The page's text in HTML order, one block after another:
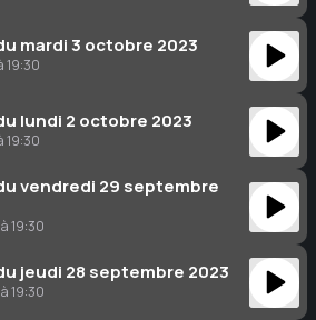
mardi 3 octobre 2023
19:30
lundi 2 octobre 2023
19:30
vendredi 29 septembre
19:30
jeudi 28 septembre 2023
19:30